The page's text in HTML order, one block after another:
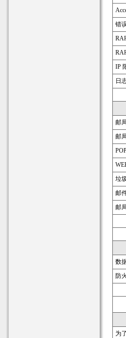
错
IP
日
邮
邮
垃
邮
邮
数
防
为